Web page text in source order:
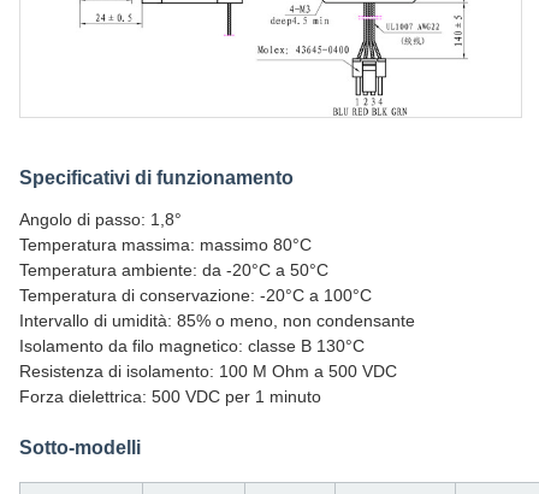
Specificativi di funzionamento
Angolo di passo: 1,8°
Temperatura massima: massimo 80°C
Temperatura ambiente: da -20°C a 50°C
Temperatura di conservazione: -20°C a 100°C
Intervallo di umidità: 85% o meno, non condensante
Isolamento da filo magnetico: classe B 130°C
Resistenza di isolamento: 100 M Ohm a 500 VDC
Forza dielettrica: 500 VDC per 1 minuto
Sotto-modelli